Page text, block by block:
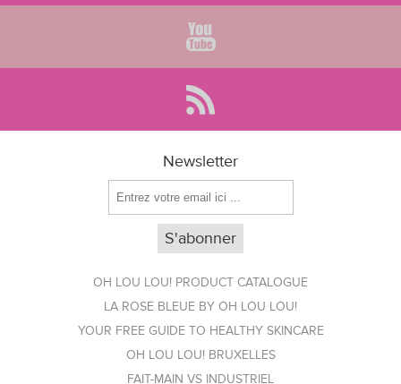
Newsletter
OH LOU LOU! PRODUCT CATALOGUE
LA ROSE BLEUE BY OH LOU LOU!
YOUR FREE GUIDE TO HEALTHY SKINCARE
OH LOU LOU! BRUXELLES
FAIT-MAIN VS INDUSTRIEL